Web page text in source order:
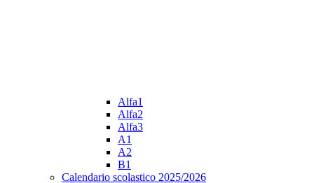
Alfa1
Alfa2
Alfa3
A1
A2
B1
Calendario scolastico 2025/2026